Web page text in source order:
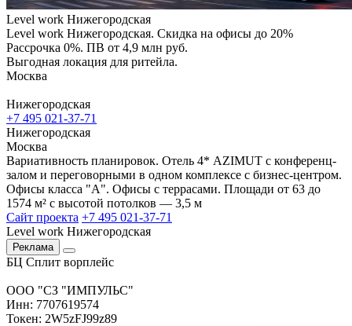
Level work Нижегородская
Level work Нижегородская. Скидка на офисы до 20%
Рассрочка 0%. ПВ от 4,9 млн руб.
Выгодная локация для ритейла.
Москва
Нижегородская
+7 495 021-37-71
Нижегородская
Москва
Вариативность планировок. Отель 4* AZIMUT с конференц-
залом и переговорными в одном комплексе с бизнес-центром.
Офисы класса "А". Офисы с террасами. Площади от 63 до
1574 м² с высотой потолков — 3,5 м
Сайт проекта +7 495 021-37-71
Level work Нижегородская
Реклама
БЦ Сплит ворплейс
ООО "СЗ "ИМПУЛЬС"
Инн: 7707619574
Токен: 2W5zFJ99z89